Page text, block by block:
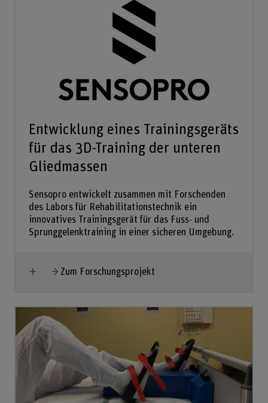
Entwicklung eines Trainingsgeräts
für das 3D-Training der unteren
Gliedmassen
Sensopro entwickelt zusammen mit Forschenden
des Labors für Rehabilitationstechnik ein
innovatives Trainingsgerät für das Fuss- und
Sprunggelenktraining in einer sicheren Umgebung.
Mehr anzeigen
Zum Forschungsprojekt